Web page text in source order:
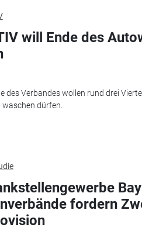
will Ende des
des Verbandes wollen rund drei
dürfen.
fordern